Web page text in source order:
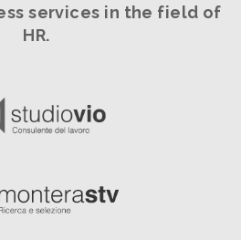
services in the field of
HR.